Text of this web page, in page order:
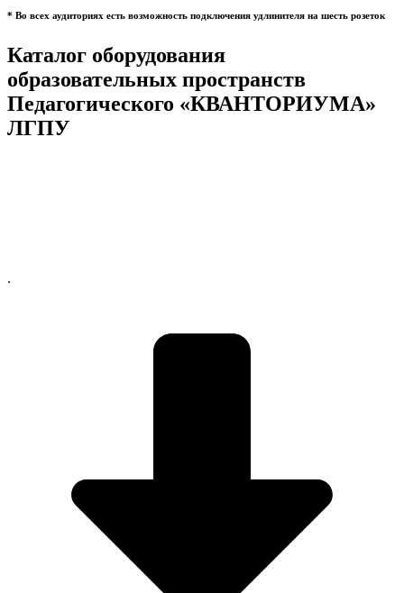
* Во всех аудиториях есть возможность подключения удлинителя на шесть розеток
Каталог оборудования
образовательных пространств
Педагогического «КВАНТОРИУМА»
ЛГПУ
.